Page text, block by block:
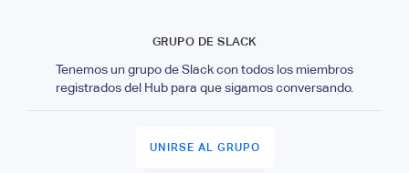
GRUPO DE SLACK
Tenemos un grupo de Slack con todos los miembros
registrados del Hub para que sigamos conversando.
UNIRSE AL GRUPO